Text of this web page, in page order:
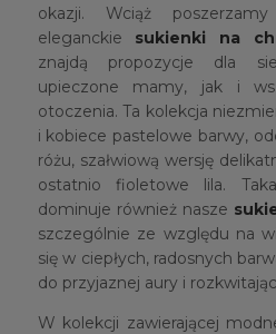
okazji. Wciąż
eleganckie sukienki na
znajdą propozycje dla
upieczone mamy, jak i
otoczenia. Ta kolekcja
i kobiece pastelowe barwy,
różu, szałwiową wersję
ostatnio fioletowe lila.
dominuje również nasze
szczególnie ze względu na
się w ciepłych, radosnych
do przyjaznej aury i
W kolekcji zawierającej